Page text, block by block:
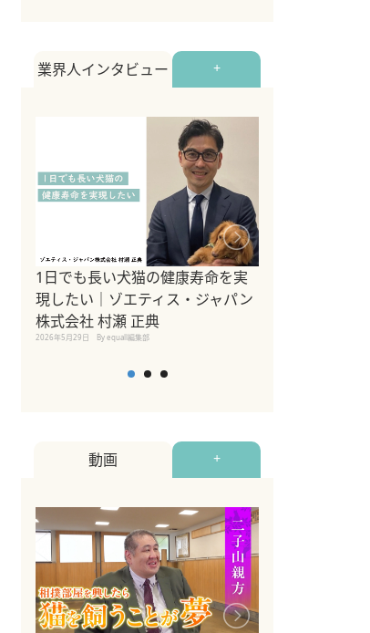
業界人インタビュー +
1日でも長い犬猫の健康寿命を実
現したい｜ゾエティス・ジャパン
株式会社 村瀬 正典
2026年5月29日 By equall編集部
動画 +